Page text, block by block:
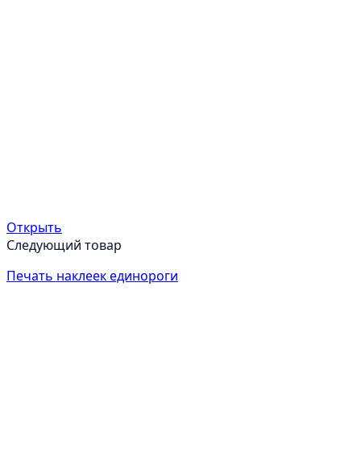
Открыть
Следующий товар
Печать наклеек единороги